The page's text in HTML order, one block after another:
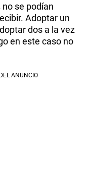
se podían
Adoptar un
dos a la vez
en este caso no